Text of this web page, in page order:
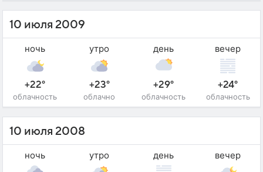
10 июля 2009
ночь
+22°
облачность
утро
+23°
облачно
день
+29°
облачность
вечер
+24°
облачность
10 июля 2008
ночь утро день вечер